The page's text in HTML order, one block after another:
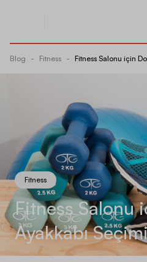
Blog - Fitness - Fitness Salonu için
Fitness
Fitness Salonu
Ayakkabı